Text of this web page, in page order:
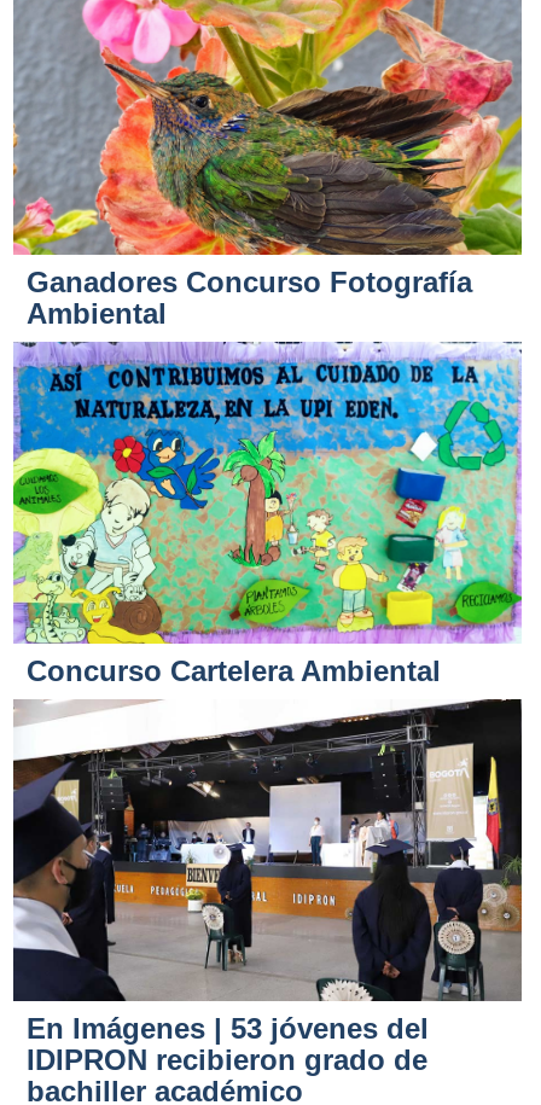
Ganadores Concurso Fotografía
Ambiental
Concurso Cartelera Ambiental
En Imágenes | 53 jóvenes del
IDIPRON recibieron grado de
bachiller académico